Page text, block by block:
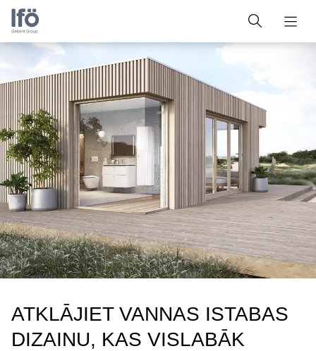
ATKLĀJIET VANNAS ISTABAS
DIZAINU, KAS VISLABĀK